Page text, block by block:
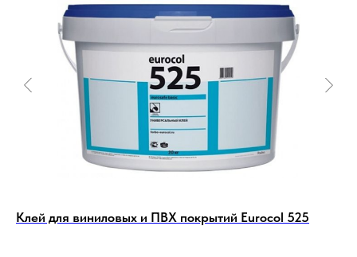
Клей для виниловых и ПВХ покрытий Eurocol 525
Быстрые сроки доставки по всей России
в пределах ее континентальной части
Транспортные компании, с которыми
мы сотрудничаем:
ЖелДорЭкспецидия
Деловые Линии
СДЭК
ПЭК
ПОДРОБНЕЕ О ДОСТАВКЕ →